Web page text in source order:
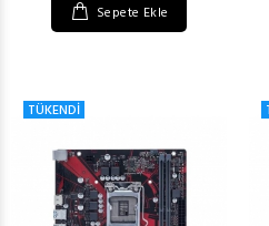
Sepete Ekle
TÜKENDİ